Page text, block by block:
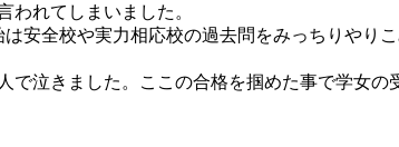
われてしまいました。
安全校や実力相応校の過去問をみっちりやり
泣きました。ここの合格を掴めた事で学女の